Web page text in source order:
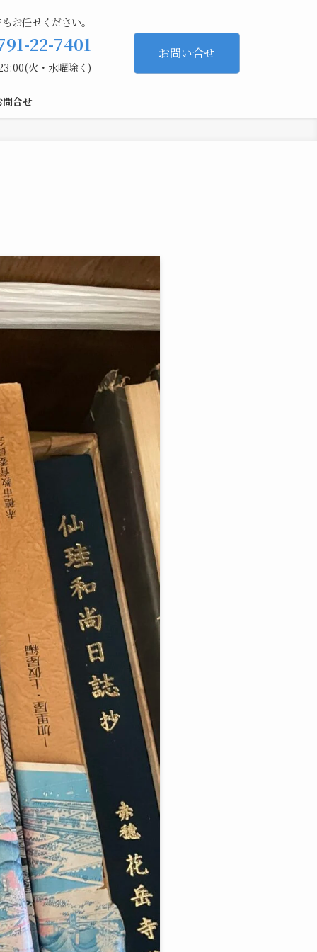
お任せください。
22-7401
火・水曜除く)
お問い合せ
問合せ